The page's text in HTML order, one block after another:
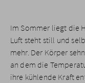
Im Sommer liegt die
Luft steht still und
mehr. Der Körper
an dem die
ihre kühlende Kraft